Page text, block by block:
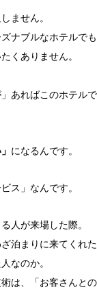
ません。
ナブルなホテルでも
くありません。
あればこのホテル
になるんです。
ス」なんです。
人が来場した際。
泊まりに来てくれ
なのか。
は、「お客さんと